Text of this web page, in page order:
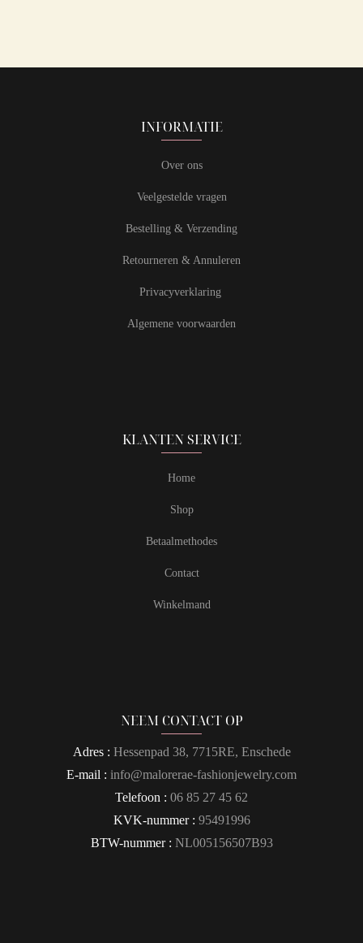
INFORMATIE
Over ons
Veelgestelde vragen
Bestelling & Verzending
Retourneren & Annuleren
Privacyverklaring
Algemene voorwaarden
KLANTEN SERVICE
Home
Shop
Betaalmethodes
Contact
Winkelmand
NEEM CONTACT OP
Adres : Hessenpad 38, 7715RE, Enschede
E-mail : info@malorerae-fashionjewelry.com
Telefoon : 06 85 27 45 62
KVK-nummer : 95491996
BTW-nummer : NL005156507B93